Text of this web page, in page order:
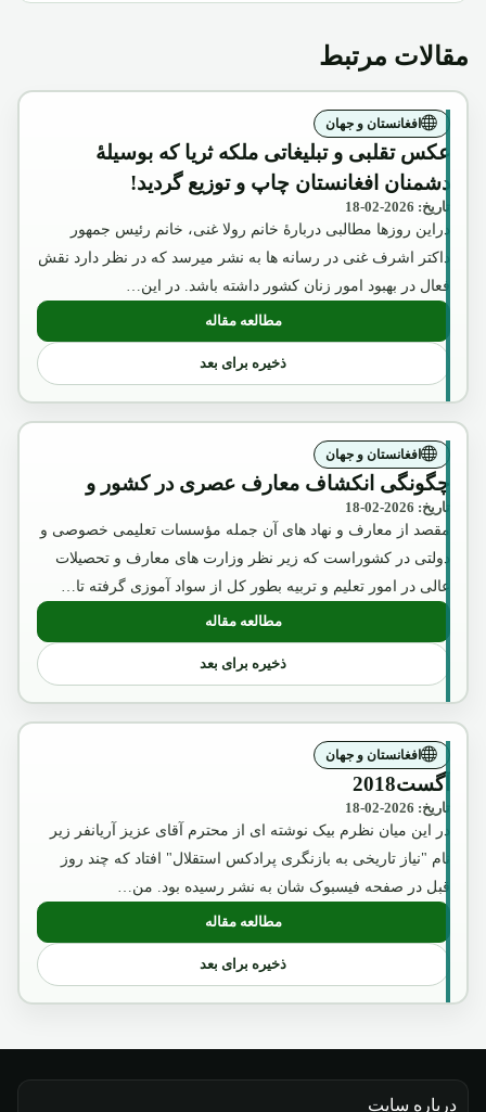
مقالات مرتبط
افغانستان و جهان
عکس تقلبی و تبلیغاتی ملکه ثریا که بوسیلۀ
دشمنان افغانستان چاپ و توزیع گردید!
تاریخ: 2026-02-18
دراین روزها مطالبی دربارۀ خانم رولا غنی، خانم رئیس جمهور
داکتر اشرف غنی در رسانه ها به نشر میرسد که در نظر دارد نقش
فعال در بهبود امور زنان کشور داشته باشد. در این…
مطالعه مقاله: عکس تقلبی و تبلیغاتی ملکه ثریا که
ذخیره برای بعد
افغانستان و جهان
چگونگی انکشاف معارف عصری در کشور و
تاریخ: 2026-02-18
مقصد از معارف و نهاد های آن جمله مؤسسات تعلیمی خصوصی و
دولتی در کشوراست که زیر نظر وزارت های معارف و تحصیلات
عالی در امور تعلیم و تربیه بطور کل از سواد آموزی گرفته تا…
مطالعه مقاله: چگونگی انکشاف معارف عصری در کشور
ذخیره برای بعد
افغانستان و جهان
آگست2018
تاریخ: 2026-02-18
در این میان نظرم بیک نوشته ای از محترم آقای عزیز آریانفر زیر
نام "نیاز تاریخی به بازنگری پرادکس استقلال" افتاد که چند روز
قبل در صفحه فیسبوک شان به نشر رسیده بود. من…
مطالعه مقاله
: آگست2018
ذخیره برای بعد
درباره سایت